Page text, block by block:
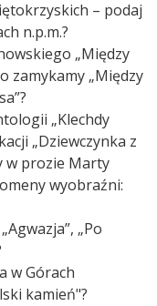
– podaj
n.p.m.?
„Między
zamykamy „Między
„Klechdy
„Dziewczynka z
w prozie Marty
wyobraźni:
„Po
w Górach
kamień"?